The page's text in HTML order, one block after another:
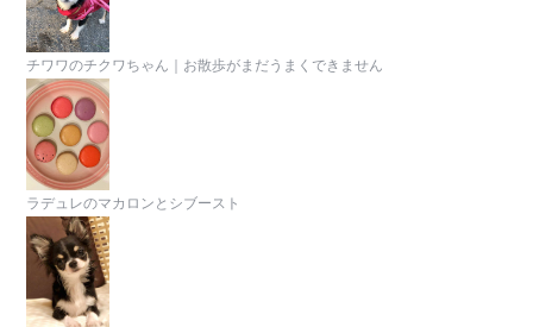
チワワのチクワちゃん｜お散歩がまだうまくできません
ラデュレのマカロンとシブースト